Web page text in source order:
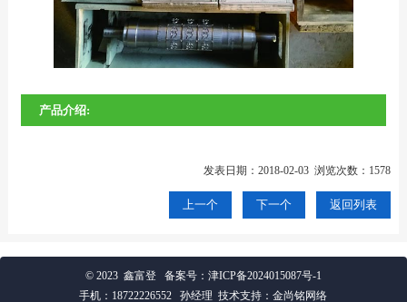
产品介绍:
发表日期：2018-02-03 浏览次数：1578
上一个 下一个 返回列表
© 2023 鑫富登 备案号： 津ICP备2024015087号-1
手机： 18722226552 孙经理 技术支持：金尚铭网络